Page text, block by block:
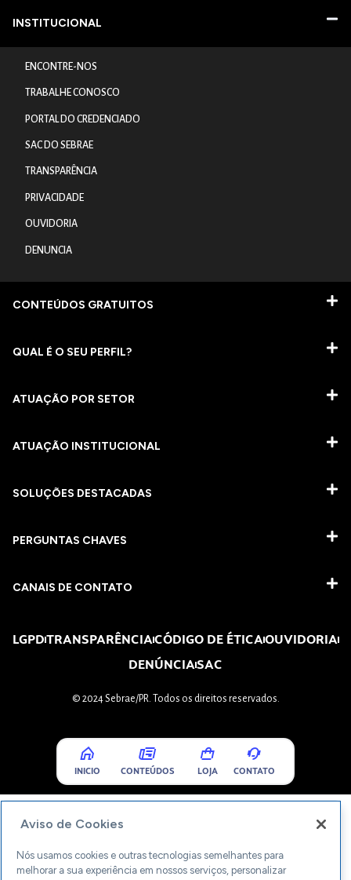
INSTITUCIONAL
ENCONTRE-NOS
TRABALHE CONOSCO
PORTAL DO CREDENCIADO
SAC DO SEBRAE
TRANSPARÊNCIA
PRIVACIDADE
OUVIDORIA
DENUNCIA
CONTEÚDOS GRATUITOS
QUAL É O SEU PERFIL?
ATUAÇÃO POR SETOR
ATUAÇÃO INSTITUCIONAL
SOLUÇÕES DESTACADAS
PERGUNTAS CHAVES​
CANAIS DE CONTATO
LGPDTRANSPARÊNCIACÓDIGO DE ÉTICAOUVIDORIA
DENÚNCIASAC
© 2024 Sebrae/PR. Todos os direitos reservados.
INICIO CONTEÚDOS LOJA CONTATO
Aviso de Cookies
Nós usamos cookies e outras tecnologias semelhantes para
melhorar a sua experiência em nossos serviços, personalizar